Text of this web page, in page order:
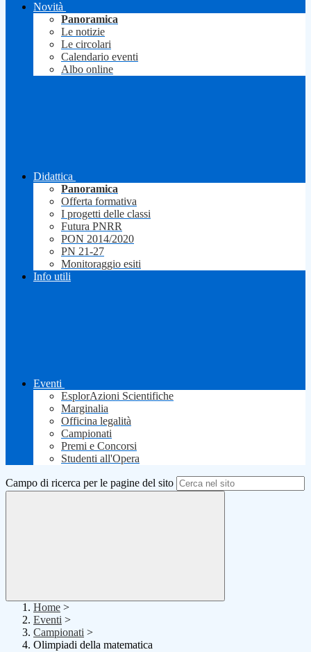
Novità
Panoramica
Le notizie
Le circolari
Calendario eventi
Albo online
Didattica
Panoramica
Offerta formativa
I progetti delle classi
Futura PNRR
PON 2014/2020
PN 21-27
Monitoraggio esiti
Info utili
Eventi
EsplorAzioni Scientifiche
Marginalia
Officina legalità
Campionati
Premi e Concorsi
Studenti all'Opera
Campo di ricerca per le pagine del sito
Home >
Eventi >
Campionati >
Olimpiadi della matematica